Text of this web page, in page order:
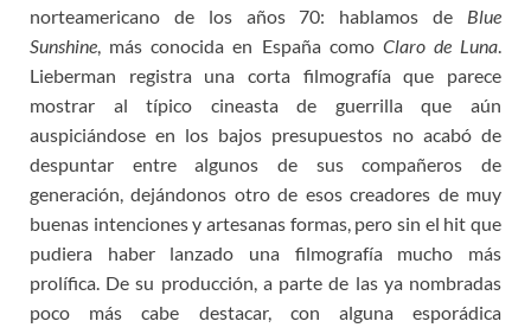
norteamericano de los años 70: hablamos de Blue
Sunshine, más conocida en España como Claro de Luna.
Lieberman registra una corta filmografía que parece
mostrar al típico cineasta de guerrilla que aún
auspiciándose en los bajos presupuestos no acabó de
despuntar entre algunos de sus compañeros de
generación, dejándonos otro de esos creadores de muy
buenas intenciones y artesanas formas, pero sin el hit que
pudiera haber lanzado una filmografía mucho más
prolífica. De su producción, a parte de las ya nombradas
poco más cabe destacar, con alguna esporádica